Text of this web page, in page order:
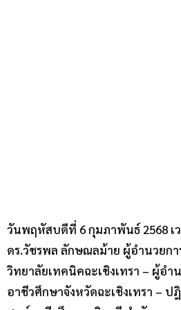
วันพฤหัสบดีที่ 6 กุมภาพันธ์ 2568 เ
ดร.วัชรพล ลักษณลม้าย ผู้อำนวยก
วิทยาลัยเทคนิคฉะเชิงเทรา – ผู้อำ
อาชีวศึกษาจังหวัดฉะเชิงเทรา –